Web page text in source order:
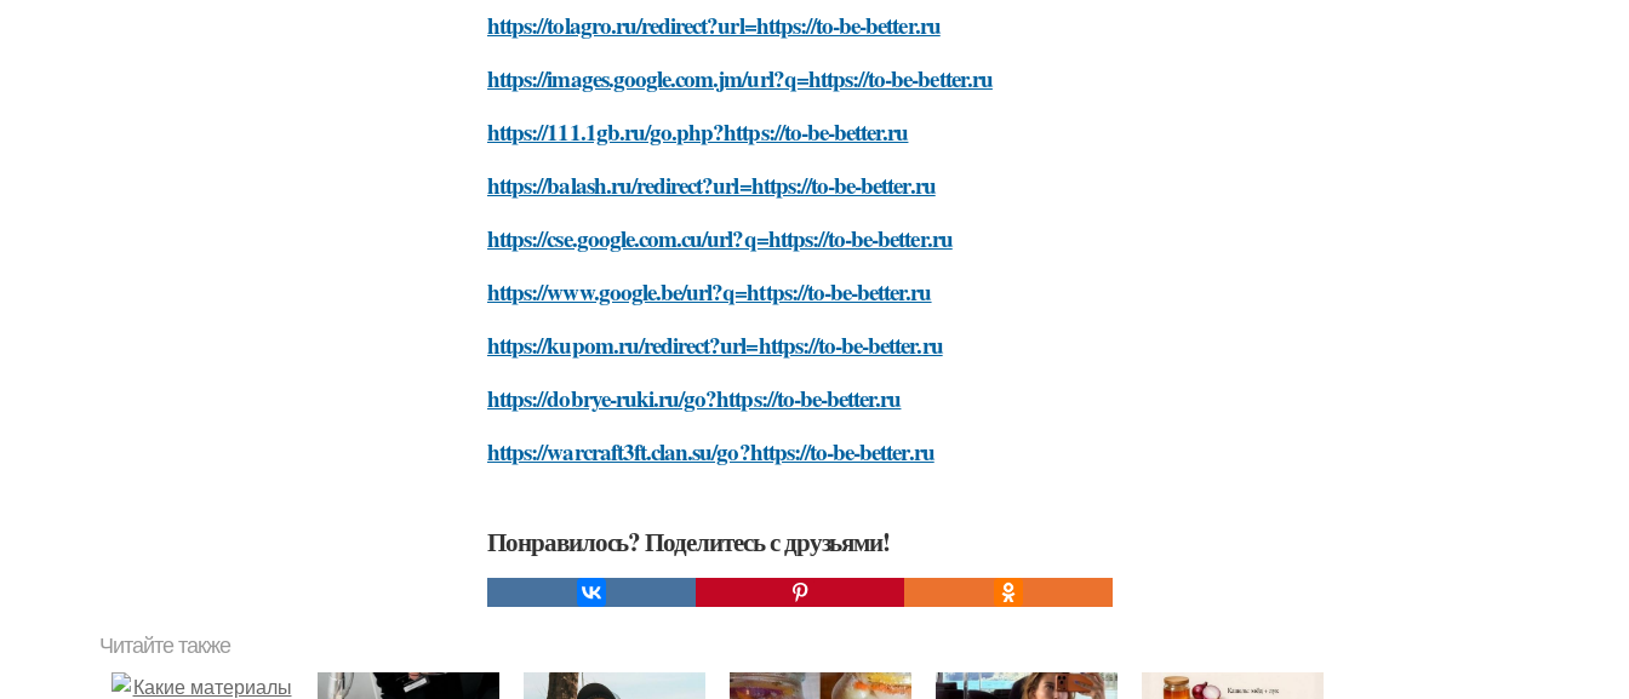
https://tolagro.ru/redirect?url=https://to-be-better.ru
https://images.google.com.jm/url?q=https://to-be-better.ru
https://111.1gb.ru/go.php?https://to-be-better.ru
https://balash.ru/redirect?url=https://to-be-better.ru
https://cse.google.com.cu/url?q=https://to-be-better.ru
https://www.google.be/url?q=https://to-be-better.ru
https://kupom.ru/redirect?url=https://to-be-better.ru
https://dobrye-ruki.ru/go?https://to-be-better.ru
https://warcraft3ft.clan.su/go?https://to-be-better.ru
Понравилось? Поделитесь с друзьями!
Читайте также